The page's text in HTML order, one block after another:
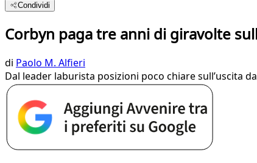
Condividi
Corbyn paga tre anni di giravolte
di Paolo M. Alfieri
Dal leader laburista posizioni poco chiare sull’uscita